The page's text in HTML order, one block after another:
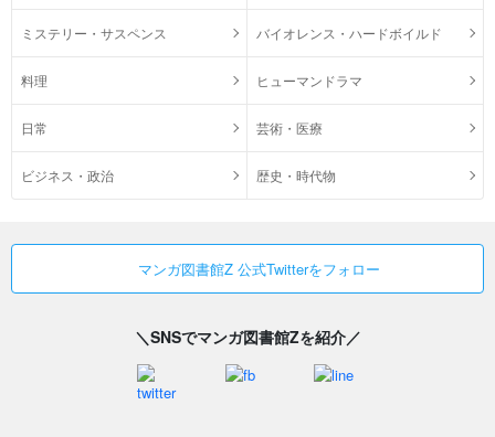
ミステリー・サスペンス バイオレンス・ハードボイルド
料理 ヒューマンドラマ
日常 芸術・医療
ビジネス・政治 歴史・時代物
マンガ図書館Z 公式Twitterをフォロー
＼SNSでマンガ図書館Zを紹介／